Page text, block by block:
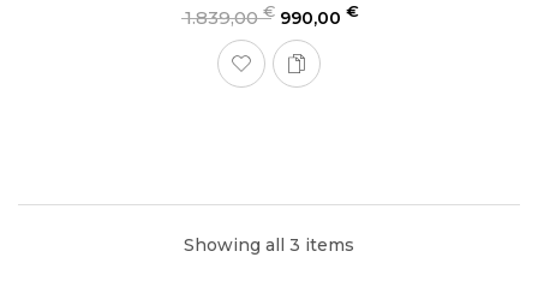
1.839,00€ 990,00 €
Showing all 3 items